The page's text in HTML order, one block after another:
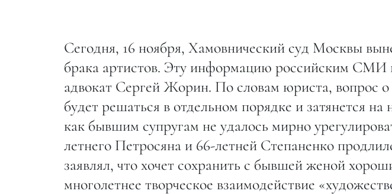
Сегодня, 16 ноября, Хамовнический суд Москвы
брака артистов. Эту информацию российским СМИ
адвокат Сергей Жорин. По словам юриста, вопрос
будет решаться в отдельном порядке и затянется
как бывшим супругам не удалось мирно
летнего Петросяна и 66-летней Степаненко
заявлял, что хочет сохранить с бывшей женой
многолетнее творческое взаимодействие